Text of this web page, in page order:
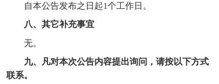
自本公告发布之日起1个工作日。
八、其它补充事宜
无。
九、凡对本次公告内容提出询问，请按以下方式
联系。